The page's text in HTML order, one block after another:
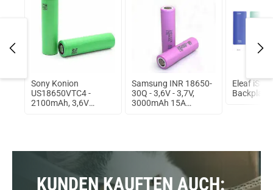
Sony Konion
US18650VTC4 -
2100mAh, 3,6V
Samsung INR 18650-
30Q - 3,6V - 3,7V,
3000mAh 15A
Eleaf
KUNDEN KAUFTEN AUCH: